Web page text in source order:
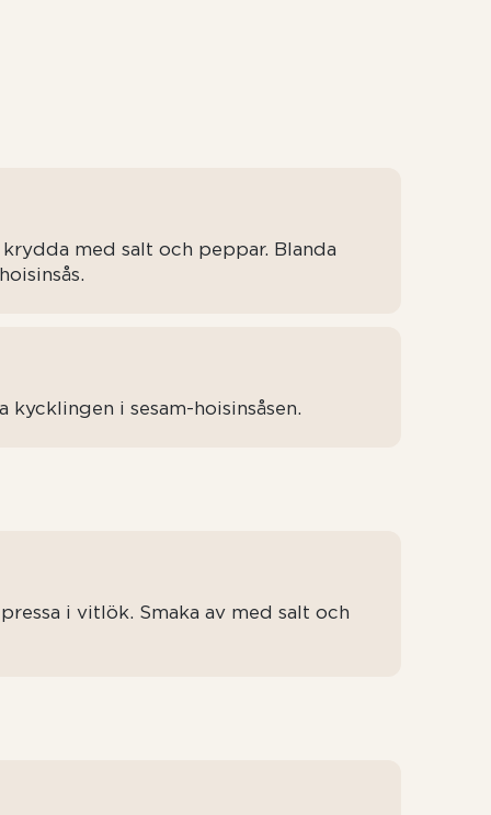
med salt och peppar. Blanda
kycklingen i sesam-hoisinsåsen.
i vitlök. Smaka av med salt och